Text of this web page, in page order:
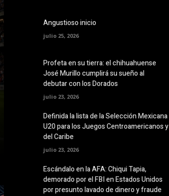
Angustioso inicio
julio 25, 2026
Profeta en su tierra: el chihuahuense
José Murillo cumplirá su sueño al
debutar con los Dorados
julio 23, 2026
Definida la lista de la Selección Mexicana
U20 para los Juegos Centroamericanos y
del Caribe
julio 23, 2026
Escándalo en la AFA: Chiqui Tapia,
demorado por el FBI en Estados Unidos
por presunto lavado de dinero y fraude